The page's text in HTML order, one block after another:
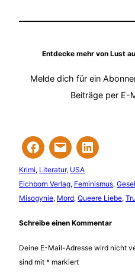
Entdecke mehr von Lust
Melde dich für ein
Beiträge per E-
Krimi, Literatur, USA
Eichborn Verlag, Feminismus,
Misogynie, Mord, Queere Liebe,
Schreibe einen Kommentar
Deine E-Mail-Adresse wird nicht
sind mit * markiert